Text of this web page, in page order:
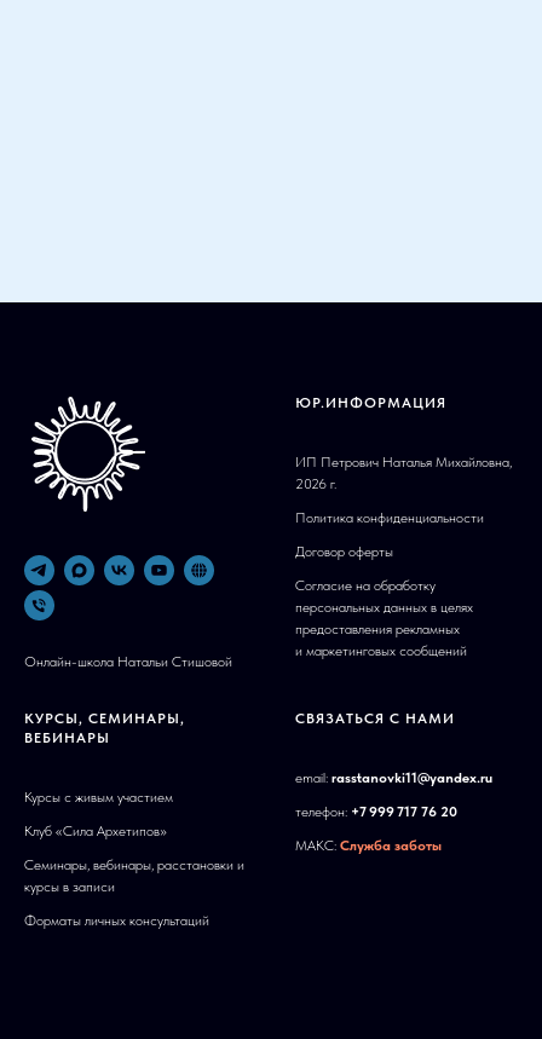
Онлайн-школа Натальи Стишовой
ЮР.ИНФОРМАЦИЯ
ИП Петрович Наталья Михайловна,
2026 г.
Политика конфиденциальности
Договор оферты
Согласие на обработку
персональных данных в целях
предоставления рекламных
и маркетинговых сообщений
КУРСЫ, СЕМИНАРЫ,
ВЕБИНАРЫ
Курсы с живым участием
Клуб «Сила Архетипов»
Семинары, вебинары, расстановки и
курсы в записи
Форматы личных консультаций
СВЯЗАТЬСЯ С НАМИ
email: rasstanovki11@yandex.ru
телефон: +7 999 717 76 20
МАКС: Служба заботы